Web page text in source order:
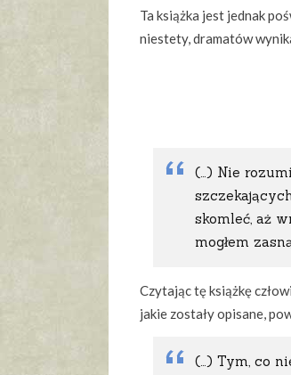
Ta książka jest jednak
niestety, dramatów
(…) Nie
skomleć, aż
mogłem
Czytając tę książkę
jakie zostały opisane,
(…) Tym, co